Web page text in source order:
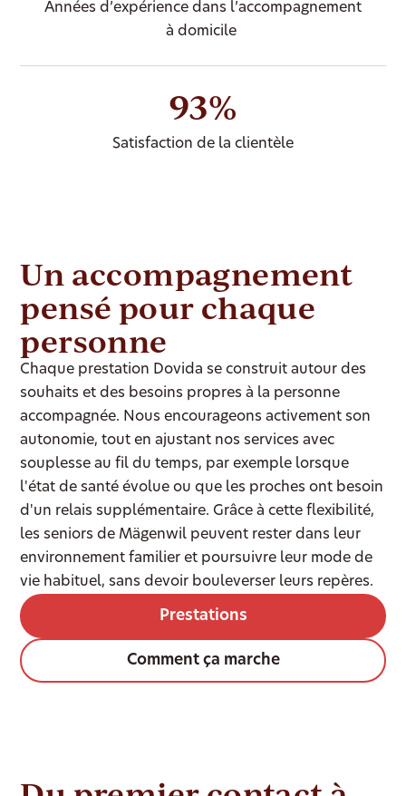
Années d’expérience dans l’accompagnement
à domicile
93%
Satisfaction de la clientèle
Un accompagnement
pensé pour chaque
personne
Chaque prestation Dovida se construit autour des
souhaits et des besoins propres à la personne
accompagnée. Nous encourageons activement son
autonomie, tout en ajustant nos services avec
souplesse au fil du temps, par exemple lorsque
l'état de santé évolue ou que les proches ont besoin
d'un relais supplémentaire. Grâce à cette flexibilité,
les seniors de Mägenwil peuvent rester dans leur
environnement familier et poursuivre leur mode de
vie habituel, sans devoir bouleverser leurs repères.
Prestations
Comment ça marche